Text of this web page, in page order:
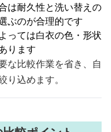
は耐久性と洗い替えの
ぶのが合理的です
っては白衣の色・形状
ります
な比較作業を省き、自
込めます。